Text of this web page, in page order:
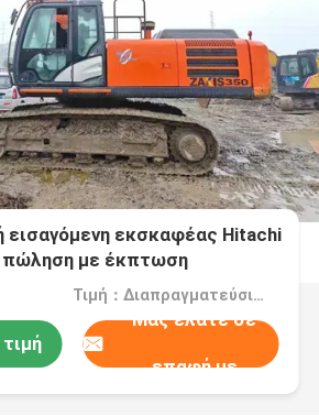
εισαγόμενη εκσκαφέας Hitachi
πώληση με έκπτωση
Τιμή：Διαπραγματεύσιμος
Μας ελάτε σε
επαφή με